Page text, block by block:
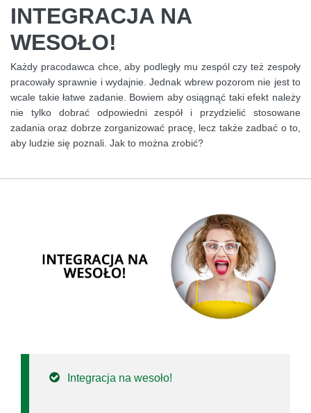
INTEGRACJA NA
WESOŁO!
Każdy pracodawca chce, aby podległy mu zespól czy też zespoły
pracowały sprawnie i wydajnie. Jednak wbrew pozorom nie jest to
wcale takie łatwe zadanie. Bowiem aby osiągnąć taki efekt należy
nie tylko dobrać odpowiedni zespół i przydzielić stosowane
zadania oraz dobrze zorganizować pracę, lecz także zadbać o to,
aby ludzie się poznali. Jak to można zrobić?
Integracja na wesoło!